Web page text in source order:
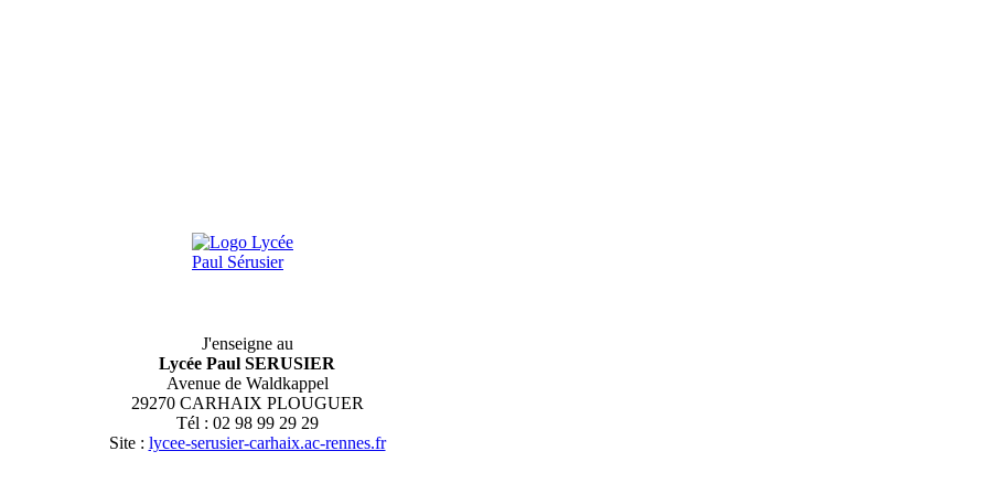
J'enseigne au
Lycée Paul SERUSIER
Avenue de Waldkappel
29270 CARHAIX PLOUGUER
Tél : 02 98 99 29 29
Site : lycee-serusier-carhaix.ac-rennes.fr